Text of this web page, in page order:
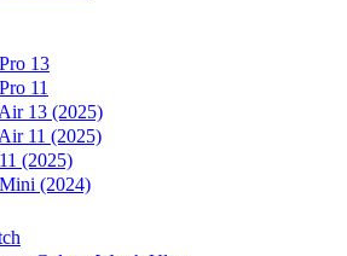
13
11
13 (2025)
11 (2025)
(2025)
(2024)